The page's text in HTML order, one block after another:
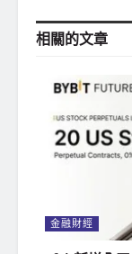
相關的文章
金融財經